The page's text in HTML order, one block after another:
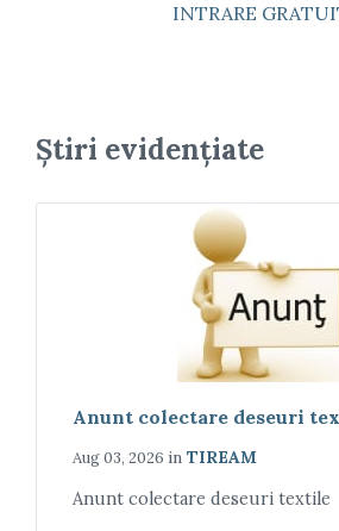
INTRARE
Știri evidențiate
Anunt colectare deseuri
Aug 03, 2026 in TIREAM
Anunt colectare deseuri textile